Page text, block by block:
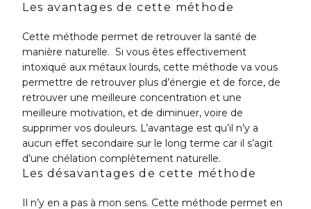
Les avantages de cette méthode
Cette méthode permet de retrouver la santé de
manière naturelle. Si vous êtes effectivement
intoxiqué aux métaux lourds, cette méthode va vous
permettre de retrouver plus d’énergie et de force, de
retrouver une meilleure concentration et une
meilleure motivation, et de diminuer, voire de
supprimer vos douleurs. L’avantage est qu’il n’y a
aucun effet secondaire sur le long terme car il s’agit
d’une chélation complètement naturelle.
Les désavantages de cette méthode
Il n’y en a pas à mon sens. Cette méthode permet en